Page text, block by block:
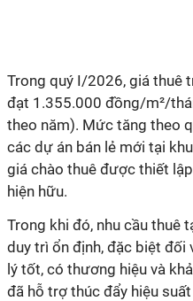
Trong quý I/2026, giá thuê
đạt 1.355.000 đồng/m²/
theo năm). Mức tăng theo
các dự án bán lẻ mới tại
giá chào thuê được thiết
hiện hữu.
Trong khi đó, nhu cầu thuê
duy trì ổn định, đặc biệt
lý tốt, có thương hiệu và
đã hỗ trợ thúc đẩy hiệu